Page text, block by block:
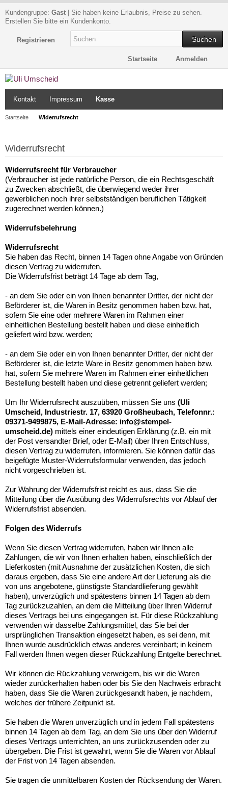
Kundengruppe: Gast | Sie haben keine Erlaubnis, Preise zu sehen.
Erstellen Sie bitte ein Kundenkonto.
Suchen
Registrieren
Anmelden
Startseite
Kontakt Impressum Kasse
Startseite Widerrufsrecht
Widerrufsrecht
Widerrufsrecht für Verbraucher
(Verbraucher ist jede natürliche Person, die ein Rechtsgeschäft
zu Zwecken abschließt, die überwiegend weder ihrer
gewerblichen noch ihrer selbstständigen beruflichen Tätigkeit
zugerechnet werden können.)
Widerrufsbelehrung
Widerrufsrecht
Sie haben das Recht, binnen 14 Tagen ohne Angabe von Gründen
diesen Vertrag zu widerrufen.
Die Widerrufsfrist beträgt 14 Tage ab dem Tag,
- an dem Sie oder ein von Ihnen benannter Dritter, der nicht der
Beförderer ist, die Waren in Besitz genommen haben bzw. hat,
sofern Sie eine oder mehrere Waren im Rahmen einer
einheitlichen Bestellung bestellt haben und diese einheitlich
geliefert wird bzw. werden;
- an dem Sie oder ein von Ihnen benannter Dritter, der nicht der
Beförderer ist, die letzte Ware in Besitz genommen haben bzw.
hat, sofern Sie mehrere Waren im Rahmen einer einheitlichen
Bestellung bestellt haben und diese getrennt geliefert werden;
Um Ihr Widerrufsrecht auszuüben, müssen Sie uns (Uli
Umscheid, Industriestr. 17, 63920 Großheubach, Telefonnr.:
09371-9499875, E-Mail-Adresse: info@stempel-
umscheid.de) mittels einer eindeutigen Erklärung (z.B. ein mit
der Post versandter Brief, oder E-Mail) über Ihren Entschluss,
diesen Vertrag zu widerrufen, informieren. Sie können dafür das
beigefügte Muster-Widerrufsformular verwenden, das jedoch
nicht vorgeschrieben ist.
Zur Wahrung der Widerrufsfrist reicht es aus, dass Sie die
Mitteilung über die Ausübung des Widerrufsrechts vor Ablauf der
Widerrufsfrist absenden.
Folgen des Widerrufs
Wenn Sie diesen Vertrag widerrufen, haben wir Ihnen alle
Zahlungen, die wir von Ihnen erhalten haben, einschließlich der
Lieferkosten (mit Ausnahme der zusätzlichen Kosten, die sich
daraus ergeben, dass Sie eine andere Art der Lieferung als die
von uns angebotene, günstigste Standardlieferung gewählt
haben), unverzüglich und spätestens binnen 14 Tagen ab dem
Tag zurückzuzahlen, an dem die Mitteilung über Ihren Widerruf
dieses Vertrags bei uns eingegangen ist. Für diese Rückzahlung
verwenden wir dasselbe Zahlungsmittel, das Sie bei der
ursprünglichen Transaktion eingesetzt haben, es sei denn, mit
Ihnen wurde ausdrücklich etwas anderes vereinbart; in keinem
Fall werden Ihnen wegen dieser Rückzahlung Entgelte berechnet.
Wir können die Rückzahlung verweigern, bis wir die Waren
wieder zurückerhalten haben oder bis Sie den Nachweis erbracht
haben, dass Sie die Waren zurückgesandt haben, je nachdem,
welches der frühere Zeitpunkt ist.
Sie haben die Waren unverzüglich und in jedem Fall spätestens
binnen 14 Tagen ab dem Tag, an dem Sie uns über den Widerruf
dieses Vertrags unterrichten, an uns zurückzusenden oder zu
übergeben. Die Frist ist gewahrt, wenn Sie die Waren vor Ablauf
der Frist von 14 Tagen absenden.
Sie tragen die unmittelbaren Kosten der Rücksendung der Waren.